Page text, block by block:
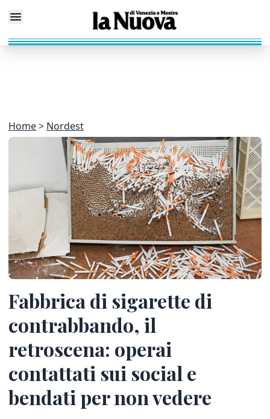
Home Nordest
Fabbrica di sigarette di
contrabbando, il
retroscena: operai
contattati sui social e
bendati per non vedere